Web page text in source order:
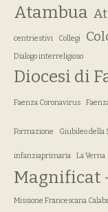
Atambua
centriestivi Collegi
Dialogo interreligioso
Diocesi di
Faenza Coronavirus
Formazione Giubileo della
infanziaprimaria La Verna
Magnificat
Missione Francescana